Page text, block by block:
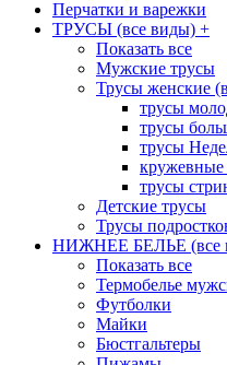
Перчатки и варежки
ТРУСЫ (все виды) +
Показать все
Мужские трусы
Трусы женские
трусы
трусы
трусы
кружевные
трусы
Детские трусы
Трусы
НИЖНЕЕ БЕЛЬЕ (все
Показать все
Термобелье
Футболки
Майки
Бюстгальтеры